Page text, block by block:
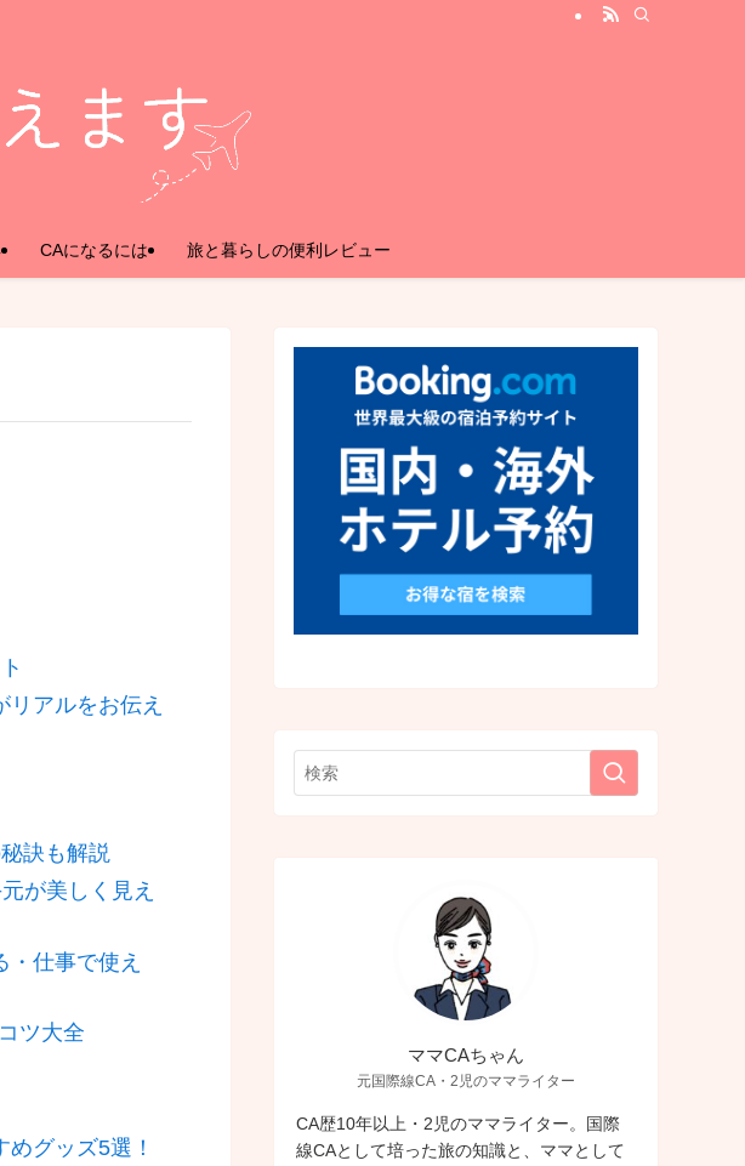
CAになるには 旅と暮らしの便利レビュー
アルをお伝え
訣も解説
が美しく見え
仕事で使え
ツ大全
グッズ5選！
ママCAちゃん
元国際線CA・2児のママライター
CA歴10年以上・2児のママライター。国際
線CAとして培った旅の知識と、ママとして